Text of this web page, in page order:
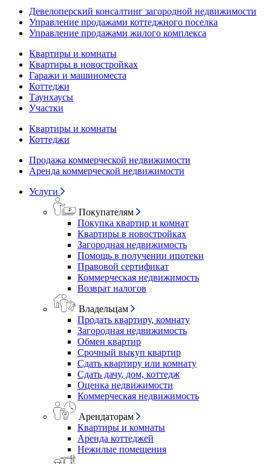
Девелоперский консалтинг загородной недвижимости
Управление продажами коттеджного поселка
Управление продажами жилого комплекса
Квартиры и комнаты
Квартиры в новостройках
Гаражи и машиноместа
Коттеджи
Таунхаусы
Участки
Квартиры и комнаты
Коттеджи
Продажа коммерческой недвижимости
Аренда коммерческой недвижимости
Услуги
Покупателям
Покупка квартир и комнат
Квартиры в новостройках
Загородная недвижимость
Помощь в получении ипотеки
Правовой сертификат
Коммерческая недвижимость
Возврат налогов
Владельцам
Продать квартиру, комнату
Загородная недвижимость
Обмен квартир
Срочный выкуп квартир
Сдать квартиру или комнату
Сдать дачу, дом, коттедж
Оценка недвижимости
Коммерческая недвижимость
Арендаторам
Квартиры и комнаты
Аренда коттеджей
Нежилые помещения